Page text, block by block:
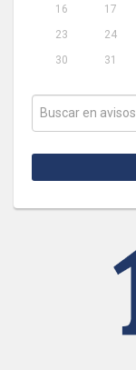
16
17
23
24
30
31